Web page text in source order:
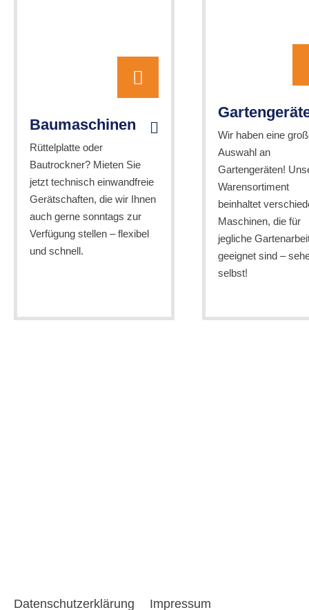
Baumaschinen
Rüttelplatte oder
Bautrockner? Mieten Sie
jetzt technisch einwandfreie
Gerätschaften, die wir Ihnen
auch gerne sonntags zur
Verfügung stellen – flexibel
und schnell.
Wir haben eine
Auswahl an
Gartengeräten!
Warensortiment
beinhaltet
Maschinen, die für
jegliche
geeignet sind –
selbst!
Datenschutzerklärung Impressum